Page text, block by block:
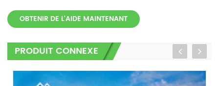
OBTENIR DE L'AIDE MAINTENANT
PRODUIT CONNEXE